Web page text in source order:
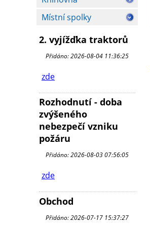
Místní spolky
2. vyjížďka traktorů
Přidáno: 2026-08-04 11:36:25
zde
Rozhodnutí - doba
zvýšeného
nebezpečí vzniku
požáru
Přidáno: 2026-08-03 07:56:05
zde
Obchod
Přidáno: 2026-07-17 15:37:27